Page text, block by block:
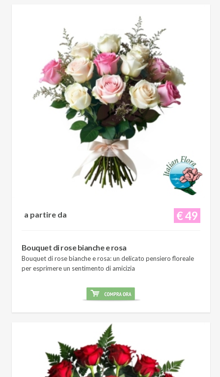
€ 49
a partire da
Bouquet di rose bianche e rosa
Bouquet di rose bianche e rosa: un delicato pensiero floreale
per esprimere un sentimento di amicizia